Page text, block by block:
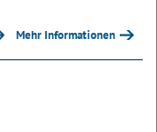
Mehr Informationen